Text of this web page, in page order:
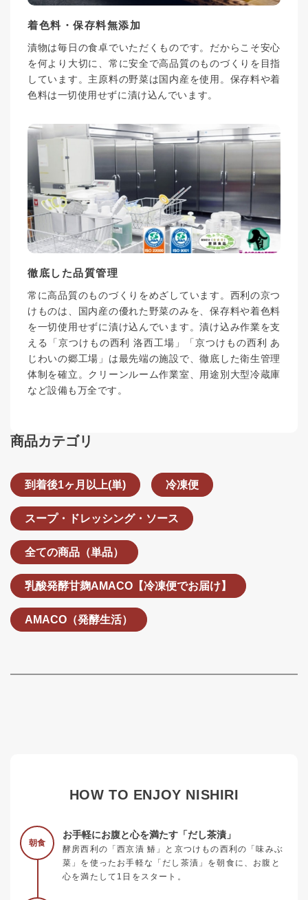
着色料・保存料無添加
漬物は毎日の食卓でいただくものです。だからこそ安心
を何より大切に、常に安全で高品質のものづくりを目指
しています。主原料の野菜は国内産を使用。保存料や着
色料は一切使用せずに漬け込んでいます。
徹底した品質管理
常に高品質のものづくりをめざしています。西利の京つ
けものは、国内産の優れた野菜のみを、保存料や着色料
を一切使用せずに漬け込んでいます。漬け込み作業を支
える「京つけもの西利 洛西工場」「京つけもの西利 あ
じわいの郷工場」は最先端の施設で、徹底した衛生管理
体制を確立。クリーンルーム作業室、用途別大型冷蔵庫
など設備も万全です。
商品カテゴリ
到着後1ヶ月以上(単) 冷凍便
スープ・ドレッシング・ソース
全ての商品（単品）
乳酸発酵甘麹AMACO【冷凍便でお届け】
AMACO（発酵生活）
HOW TO ENJOY NISHIRI
朝食
お手軽にお腹と心を満たす「だし茶漬」
酵房西利の「西京漬 鰆」と京つけもの西利の「味みぶ
菜」を使ったお手軽な「だし茶漬」を朝食に、お腹と
心を満たして1日をスタート。